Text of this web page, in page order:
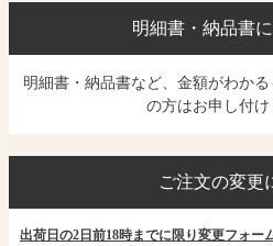
明細書・納品書
明細書・納品書など、金額がわか
の方はお申し付け
ご注文の変更
出荷日の2日前18時までに限り変更フォー